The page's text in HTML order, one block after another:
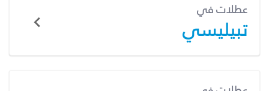
عطلات في
تبيليسي